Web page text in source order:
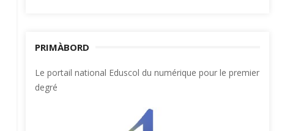
PRIMÀBORD
Le portail national Eduscol du numérique pour le premier
degré